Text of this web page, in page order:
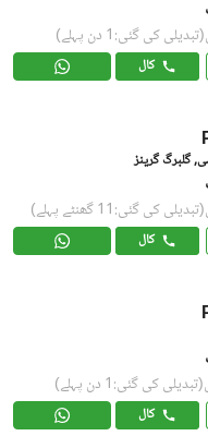
(تبدیلی کی گئی:1 دن پہلے)
کال
گلبرگ گرینز
(تبدیلی کی گئی:11 گھنٹے پہلے)
کال
(تبدیلی کی گئی:1 دن پہلے)
کال